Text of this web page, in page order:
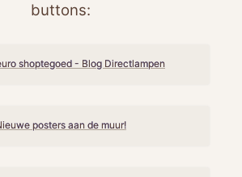
buttons:
shoptegoed - Blog Directlampen
posters aan de muur!